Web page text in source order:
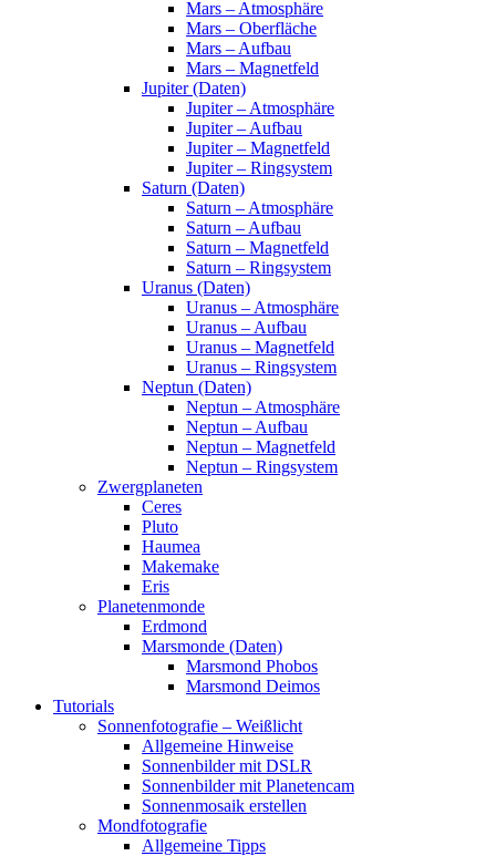
Mars – Atmosphäre
Mars – Oberfläche
Mars – Aufbau
Mars – Magnetfeld
Jupiter (Daten)
Jupiter – Atmosphäre
Jupiter – Aufbau
Jupiter – Magnetfeld
Jupiter – Ringsystem
Saturn (Daten)
Saturn – Atmosphäre
Saturn – Aufbau
Saturn – Magnetfeld
Saturn – Ringsystem
Uranus (Daten)
Uranus – Atmosphäre
Uranus – Aufbau
Uranus – Magnetfeld
Uranus – Ringsystem
Neptun (Daten)
Neptun – Atmosphäre
Neptun – Aufbau
Neptun – Magnetfeld
Neptun – Ringsystem
Zwergplaneten
Ceres
Pluto
Haumea
Makemake
Eris
Planetenmonde
Erdmond
Marsmonde (Daten)
Marsmond Phobos
Marsmond Deimos
Tutorials
Sonnenfotografie – Weißlicht
Allgemeine Hinweise
Sonnenbilder mit DSLR
Sonnenbilder mit Planetencam
Sonnenmosaik erstellen
Mondfotografie
Allgemeine Tipps